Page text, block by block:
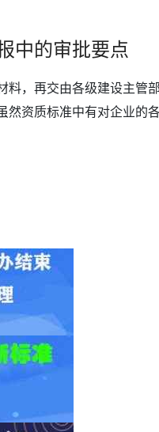
中的审批要点
，再交由各级建设主管
然资质标准中有对企业的